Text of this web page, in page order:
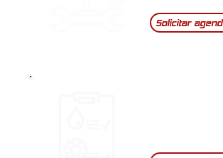
Solicitar